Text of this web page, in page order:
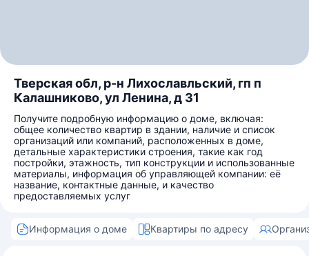
Тверская обл, р-н Лихославльский, гп п
Калашниково, ул Ленина, д 31
Получите подробную информацию о доме, включая:
общее количество квартир в здании, наличие и список
организаций или компаний, расположенных в доме,
детальные характеристики строения, такие как год
постройки, этажность, тип конструкции и использованные
материалы, информация об управляющей компании: её
название, контактные данные, и качество
предоставляемых услуг
Информация о доме Квартиры по адресу